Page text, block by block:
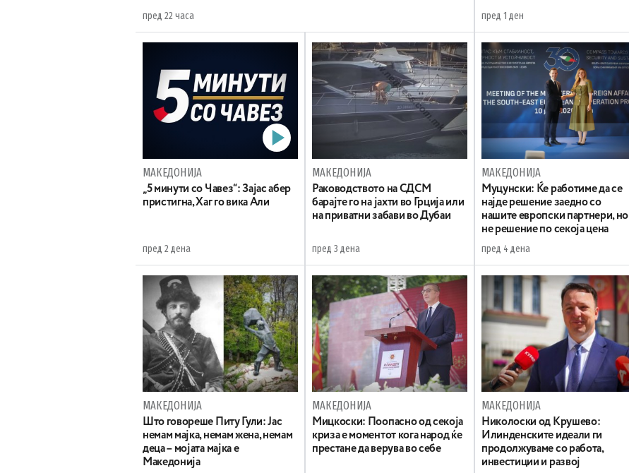
пред 22 часа пред 1 ден
МАКЕДОНИЈА
„5 минути со Чавез“: Зајас абер
пристигна, Хаг го вика Али
пред 2 дена
МАКЕДОНИЈА
Раководството на СДСМ
барајте го на јахти во Грција или
на приватни забави во Дубаи
пред 3 дена
МАКЕДОНИЈА
Муцунски: Ќе работиме да се
најде решение заедно со
нашите европски партнери, но
не решение по секоја цена
пред 4 дена
МАКЕДОНИЈА
Што говореше Питу Гули: Јас
немам мајка, немам жена, немам
деца – мојата мајка е
Македонија
МАКЕДОНИЈА
Мицкоски: Поопасно од секоја
криза е моментот кога народ ќе
престане да верува во себе
МАКЕДОНИЈА
Николоски од Крушево:
Илинденските идеали ги
продолжуваме со работа,
инвестиции и развој